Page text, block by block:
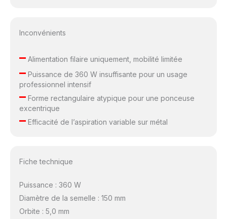
Inconvénients
–Alimentation filaire uniquement, mobilité limitée
–Puissance de 360 W insuffisante pour un usage
professionnel intensif
–Forme rectangulaire atypique pour une ponceuse
excentrique
–Efficacité de l’aspiration variable sur métal
Fiche technique
Puissance : 360 W
Diamètre de la semelle : 150 mm
Orbite : 5,0 mm